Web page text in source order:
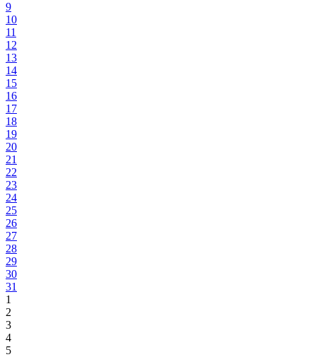
9
10
11
12
13
14
15
16
17
18
19
20
21
22
23
24
25
26
27
28
29
30
31
1
2
3
4
5